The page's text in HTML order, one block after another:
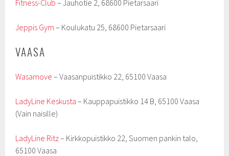
Fitness-Club – Jauhotie 2, 68600 Pietarsaari
Jeppis Gym – Koulukatu 25, 68600 Pietarsaari
VAASA
Wasamove – Vaasanpuistikko 22, 65100 Vaasa
LadyLine Keskusta – Kauppapuistikko 14 B, 65100 Vaasa
(Vain naisille)
LadyLine Ritz– Kirkkopuistikko 22, Suomen pankin talo,
65100 Vaasa